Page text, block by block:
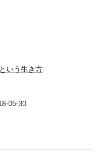
いう生き方
05-30